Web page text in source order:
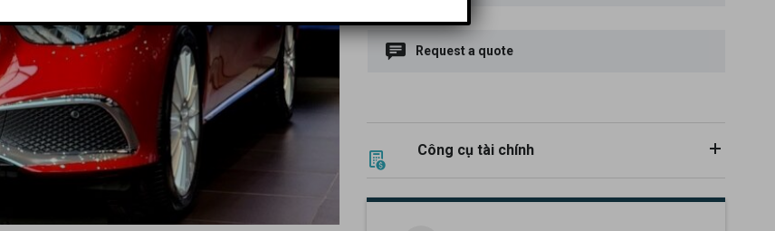
Request a quote
Công cụ tài chính